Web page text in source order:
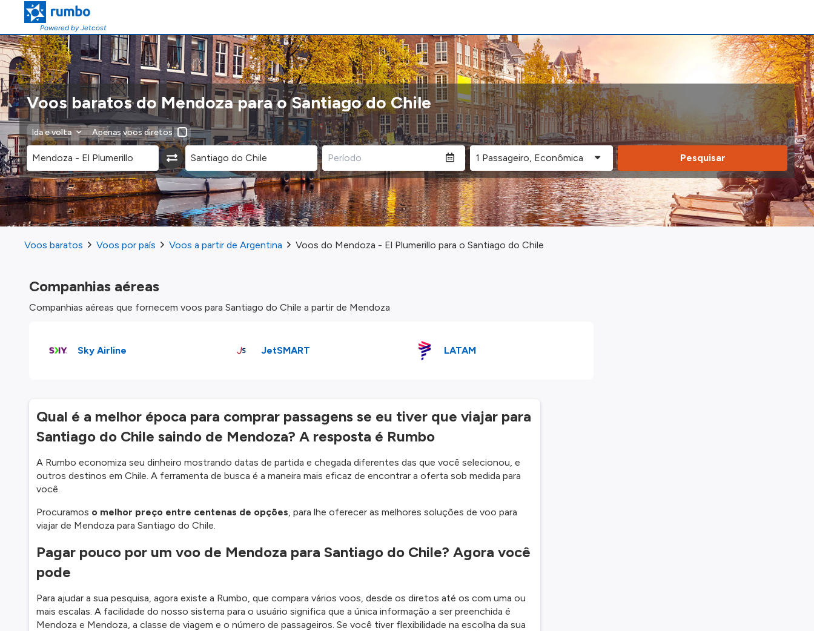
Powered by Jetcost
Voos baratos do Mendoza para o Santiago do Chile
Ida e volta Apenas voos diretos
Pesquisar
Voos baratos Voos por país Voos a partir de Argentina Voos do Mendoza - El Plumerillo para o Santiago do Chile
Companhias aéreas
Companhias aéreas que fornecem voos para Santiago do Chile a partir de Mendoza
Sky Airline JetSMART LATAM
Qual é a melhor época para comprar passagens se eu tiver que viajar para
Santiago do Chile saindo de Mendoza? A resposta é Rumbo
A Rumbo economiza seu dinheiro mostrando datas de partida e chegada diferentes das que você selecionou, e
outros destinos em Chile. A ferramenta de busca é a maneira mais eficaz de encontrar a oferta sob medida para
você.
Procuramos o melhor preço entre centenas de opções, para lhe oferecer as melhores soluções de voo para
viajar de Mendoza para Santiago do Chile.
Pagar pouco por um voo de Mendoza para Santiago do Chile? Agora você
pode
Para ajudar a sua pesquisa, agora existe a Rumbo, que compara vários voos, desde os diretos até os com uma ou
mais escalas. A facilidade do nosso sistema para o usuário significa que a única informação a ser preenchida é
Mendoza e Mendoza, a classe de viagem e o número de passageiros. Se você tiver flexibilidade na escolha da sua